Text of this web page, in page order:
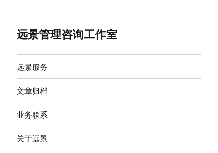
远景管理咨询工作室
远景服务
文章归档
业务联系
关于远景